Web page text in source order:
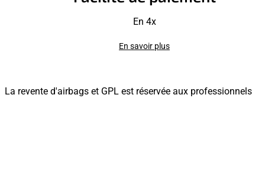
En 4x
En savoir plus
La revente d'airbags et GPL est réservée aux professionnels